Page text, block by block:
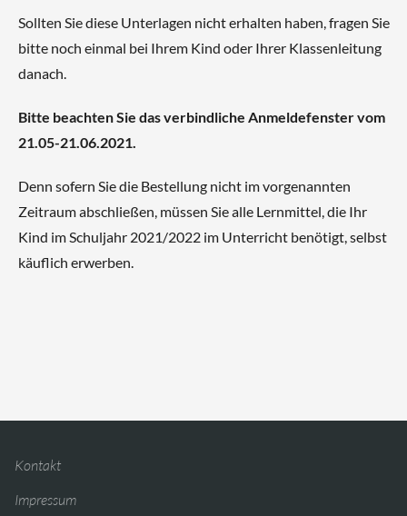
Sollten Sie diese Unterlagen nicht erhalten haben, fragen Sie
bitte noch einmal bei Ihrem Kind oder Ihrer Klassenleitung
danach.
Bitte beachten Sie das verbindliche Anmeldefenster vom
21.05-21.06.2021.
Denn sofern Sie die Bestellung nicht im vorgenannten
Zeitraum abschließen, müssen Sie alle Lernmittel, die Ihr
Kind im Schuljahr 2021/2022 im Unterricht benötigt, selbst
käuflich erwerben.
Kontakt
Impressum